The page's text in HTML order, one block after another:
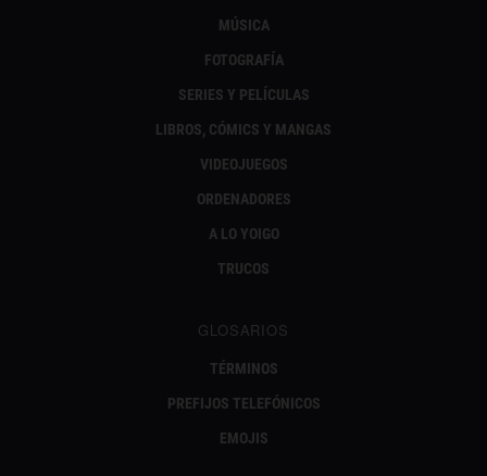
MÚSICA
FOTOGRAFÍA
SERIES Y PELÍCULAS
LIBROS, CÓMICS Y MANGAS
VIDEOJUEGOS
ORDENADORES
A LO YOIGO
TRUCOS
GLOSARIOS
TÉRMINOS
PREFIJOS TELEFÓNICOS
EMOJIS